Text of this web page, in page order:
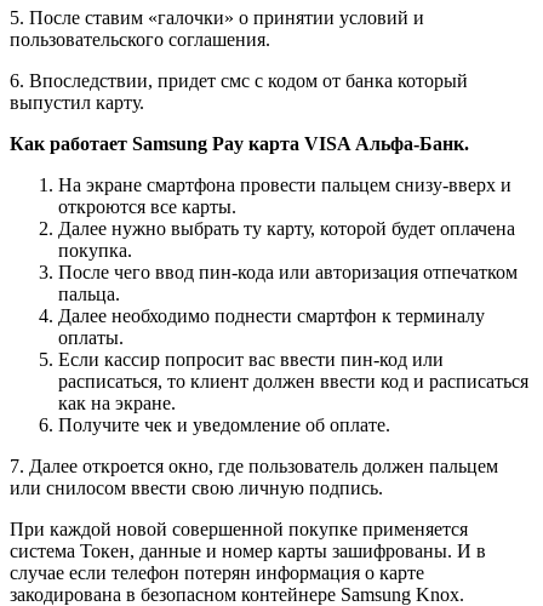
5. После ставим «галочки» о принятии условий и
пользовательского соглашения.
6. Впоследствии, придет смс с кодом от банка который
выпустил карту.
Как работает Samsung Pay карта VISA Альфа-Банк.
На экране смартфона провести пальцем снизу-вверх и
откроются все карты.
Далее нужно выбрать ту карту, которой будет оплачена
покупка.
После чего ввод пин-кода или авторизация отпечатком
пальца.
Далее необходимо поднести смартфон к терминалу
оплаты.
Если кассир попросит вас ввести пин-код или
расписаться, то клиент должен ввести код и расписаться
как на экране.
Получите чек и уведомление об оплате.
7. Далее откроется окно, где пользователь должен пальцем
или снилосом ввести свою личную подпись.
При каждой новой совершенной покупке применяется
система Токен, данные и номер карты зашифрованы. И в
случае если телефон потерян информация о карте
закодирована в безопасном контейнере Samsung Knox.